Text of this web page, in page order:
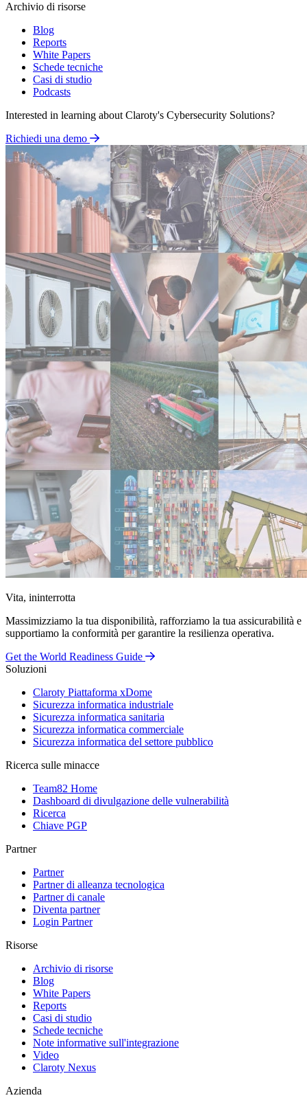
Archivio di risorse
Blog
Reports
White Papers
Schede tecniche
Casi di studio
Podcasts
Interested in learning about Claroty's Cybersecurity Solutions?
Richiedi una demo
Vita, ininterrotta
Massimizziamo la tua disponibilità, rafforziamo la tua assicurabilità e
supportiamo la conformità per garantire la resilienza operativa.
Get the World Readiness Guide
Soluzioni
Claroty Piattaforma xDome
Sicurezza informatica industriale
Sicurezza informatica sanitaria
Sicurezza informatica commerciale
Sicurezza informatica del settore pubblico
Ricerca sulle minacce
Team82 Home
Dashboard di divulgazione delle vulnerabilità
Ricerca
Chiave PGP
Partner
Partner
Partner di alleanza tecnologica
Partner di canale
Diventa partner
Login Partner
Risorse
Archivio di risorse
Blog
White Papers
Reports
Casi di studio
Schede tecniche
Note informative sull'integrazione
Video
Claroty Nexus
Azienda